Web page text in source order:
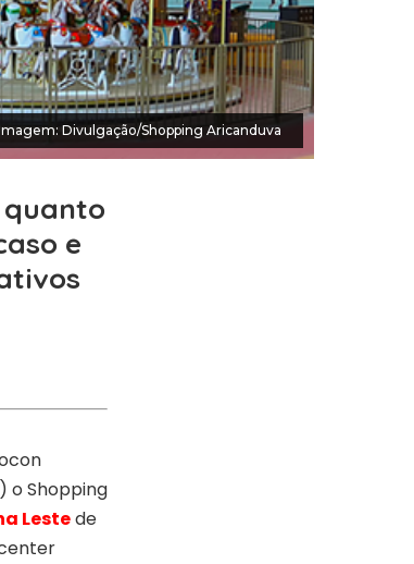
Divulgação/Shopping Aricanduva
e
o Shopping
Lestede